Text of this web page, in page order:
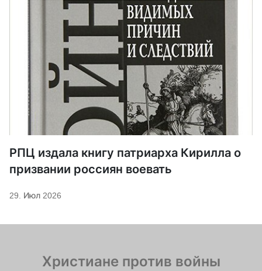
РПЦ издала книгу патриарха Кирилла о
призвании россиян воевать
29. Июл 2026
Христиане против войны